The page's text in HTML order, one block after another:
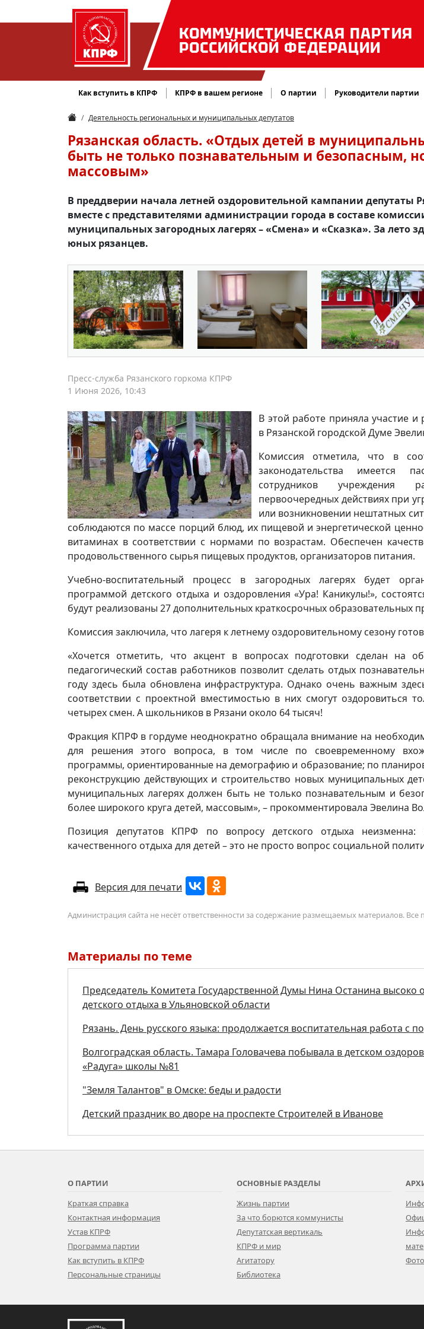
КОММУНИСТИЧЕСКАЯ ПАРТИЯ
РОССИЙСКОЙ ФЕДЕРАЦИИ
Как вступить в КПРФ КПРФ в вашем регионе О партии Руководители партии
Деятельность региональных и муниципальных депутатов
Рязанская область. «Отдых детей в
быть не только познавательным и безопасным,
массовым»
В преддверии начала летней оздоровительной кампании депутаты
вместе с представителями администрации города в составе
муниципальных загородных лагерях – «Смена» и «Сказка». За лето
юных рязанцев.
Пресс-служба Рязанского горкома КПРФ
1 Июня 2026, 10:43
В этой работе приняла участие
в Рязанской городской Думе
Комиссия отметила, что в
законодательства имеется
сотрудников учреждения
первоочередных действиях при
или возникновении нештатных
соблюдаются по массе порций блюд, их пищевой и энергетической
витаминах в соответствии с нормами по возрастам. Обеспечен
продовольственного сырья пищевых продуктов, организаторов питания.
Учебно-воспитательный процесс в загородных лагерях будет
программой детского отдыха и оздоровления «Ура! Каникулы!»,
будут реализованы 27 дополнительных краткосрочных образовательных
Комиссия заключила, что лагеря к летнему оздоровительному сезону
«Хочется отметить, что акцент в вопросах подготовки сделан на
педагогический состав работников позволит сделать отдых
году здесь была обновлена инфраструктура. Однако очень важным
соответствии с проектной вместимостью в них смогут оздоровиться
четырех смен. А школьников в Рязани около 64 тысяч!
Фракция КПРФ в гордуме неоднократно обращала внимание на
для решения этого вопроса, в том числе по своевременному
программы, ориентированные на демографию и образование; по
реконструкцию действующих и строительство новых муниципальных
муниципальных лагерях должен быть не только познавательным и
более широкого круга детей, массовым», – прокомментировала Эвелина
Позиция депутатов КПРФ по вопросу детского отдыха неизменна:
качественного отдыха для детей – это не просто вопрос социальной
Версия для печати
Администрация сайта не несёт ответственности за содержание размещаемых материалов. Все
Материалы по теме
Председатель Комитета Государственной Думы Нина Останина высоко
детского отдыха в Ульяновской области
Рязань. День русского языка: продолжается воспитательная работа с
Волгоградская область. Тамара Головачева побывала в детском
«Радуга» школы №81
"Земля Талантов" в Омске: беды и радости
Детский праздник во дворе на проспекте Строителей в Иванове
О ПАРТИИ
Краткая справка
Контактная информация
Устав КПРФ
Программа партии
Как вступить в КПРФ
Персональные страницы
ОСНОВНЫЕ РАЗДЕЛЫ
Жизнь партии
За что борются коммунисты
Депутатская вертикаль
КПРФ и мир
Агитатору
Библиотека